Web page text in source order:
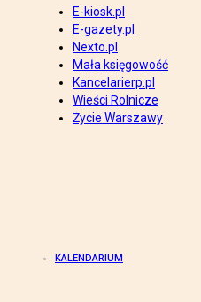
E-kiosk.pl
E-gazety.pl
Nexto.pl
Mała księgowość
Kancelarierp.pl
Wieści Rolnicze
Życie Warszawy
KALENDARIUM